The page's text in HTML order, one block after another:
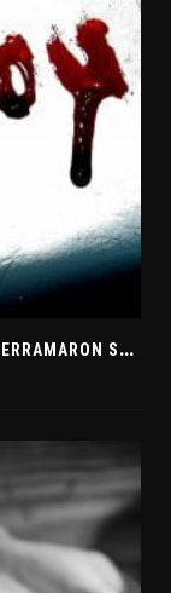
E
L MATRIMONIO WEST: LOS LAZOS QUE DERRAMARON SANGRE